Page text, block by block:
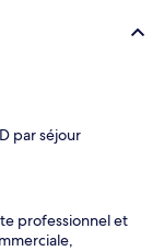
par séjour
professionnel et